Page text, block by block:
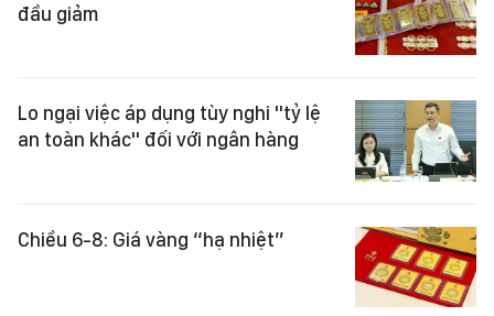
đầu giảm
Lo ngại việc áp dụng tùy nghi "tỷ lệ
an toàn khác" đối với ngân hàng
Chiều 6-8: Giá vàng “hạ nhiệt”